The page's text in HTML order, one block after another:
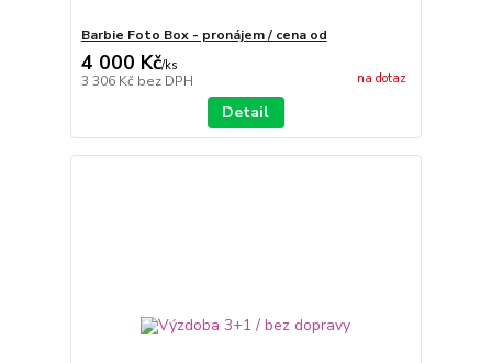
Barbie Foto Box - pronájem / cena od
4 000 Kč/ks
3 306 Kč bez DPH na dotaz
Detail